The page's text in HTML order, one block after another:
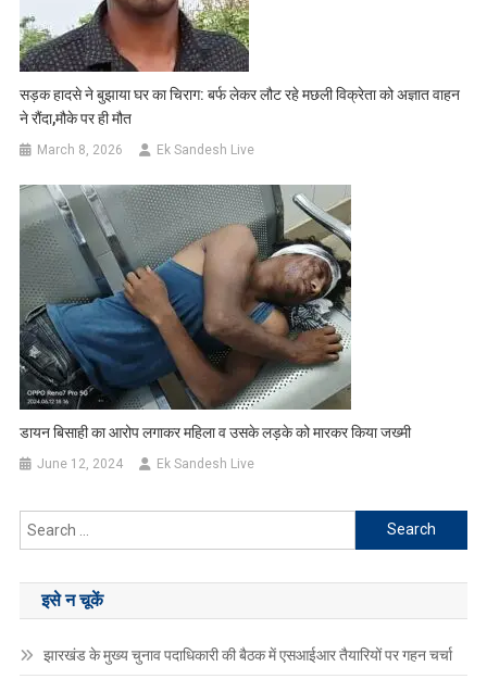
सड़क हादसे ने बुझाया घर का चिराग: बर्फ लेकर लौट रहे मछली विक्रेता को अज्ञात वाहन
ने रौंदा,मौके पर ही मौत
March 8, 2026 Ek Sandesh Live
डायन बिसाही का आरोप लगाकर महिला व उसके लड़के को मारकर किया जख्मी
June 12, 2024 Ek Sandesh Live
Search
for:
इसे न चूकें
झारखंड के मुख्य चुनाव पदाधिकारी की बैठक में एसआईआर तैयारियों पर गहन चर्चा